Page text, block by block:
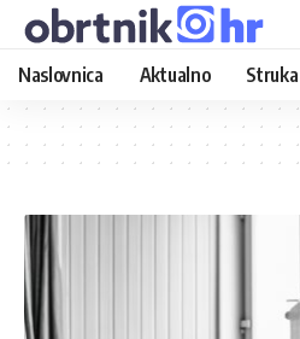
Naslovnica Aktualno Struka